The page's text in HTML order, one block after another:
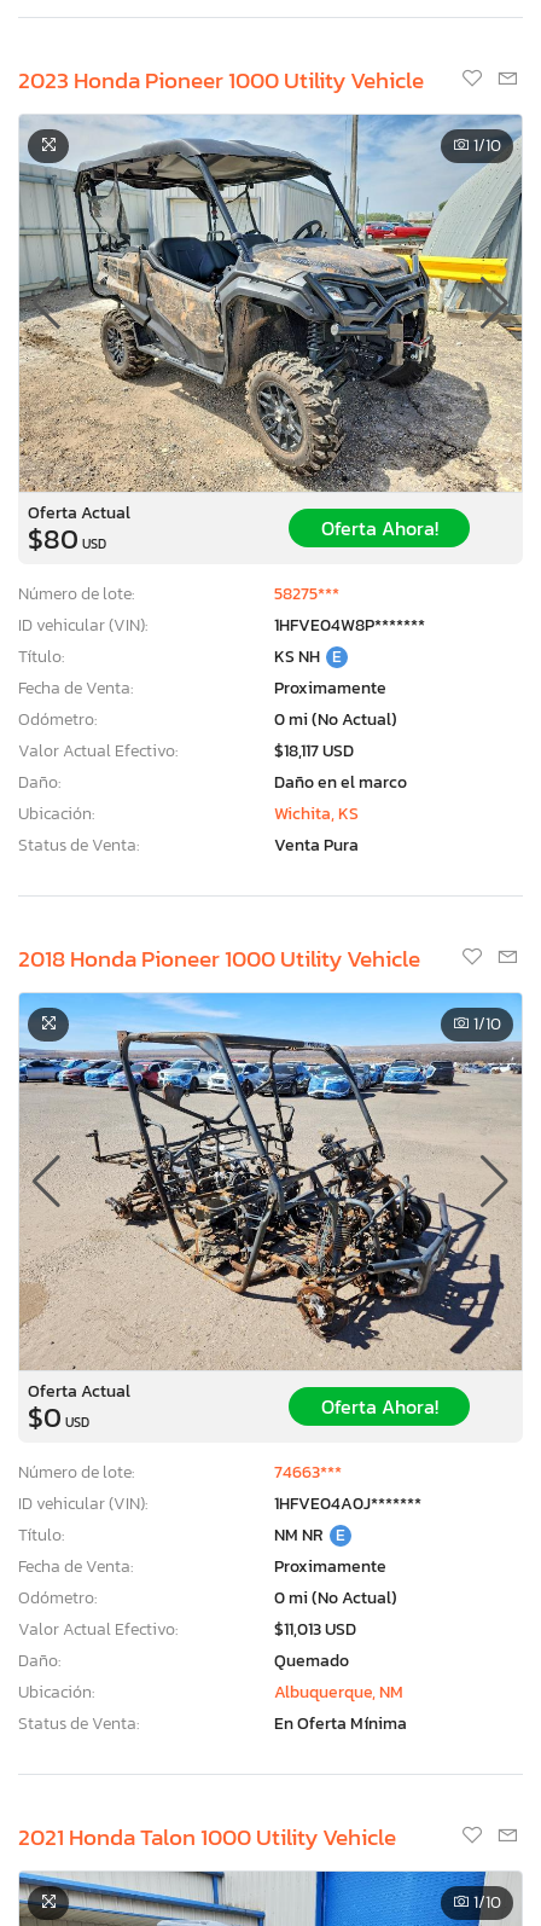
2023 Honda Pioneer 1000 Utility Vehicle
1/10
Oferta Actual
$80 USD
Oferta Ahora!
Número de lote:
58275***
ID vehicular (VIN):
1HFVE04W8P*******
Título:
KS NH E
Fecha de Venta:
Proximamente
Odómetro:
0 mi (No Actual)
Valor Actual Efectivo:
$18,117 USD
Daño:
Daño en el marco
Ubicación:
Wichita, KS
Status de Venta:
Venta Pura
2018 Honda Pioneer 1000 Utility Vehicle
1/10
Oferta Actual
$0 USD
Oferta Ahora!
Número de lote:
74663***
ID vehicular (VIN):
1HFVE04A0J*******
Título:
NM NR E
Fecha de Venta:
Proximamente
Odómetro:
0 mi (No Actual)
Valor Actual Efectivo:
$11,013 USD
Daño:
Quemado
Ubicación:
Albuquerque, NM
Status de Venta:
En Oferta Mínima
2021 Honda Talon 1000 Utility Vehicle
1/10